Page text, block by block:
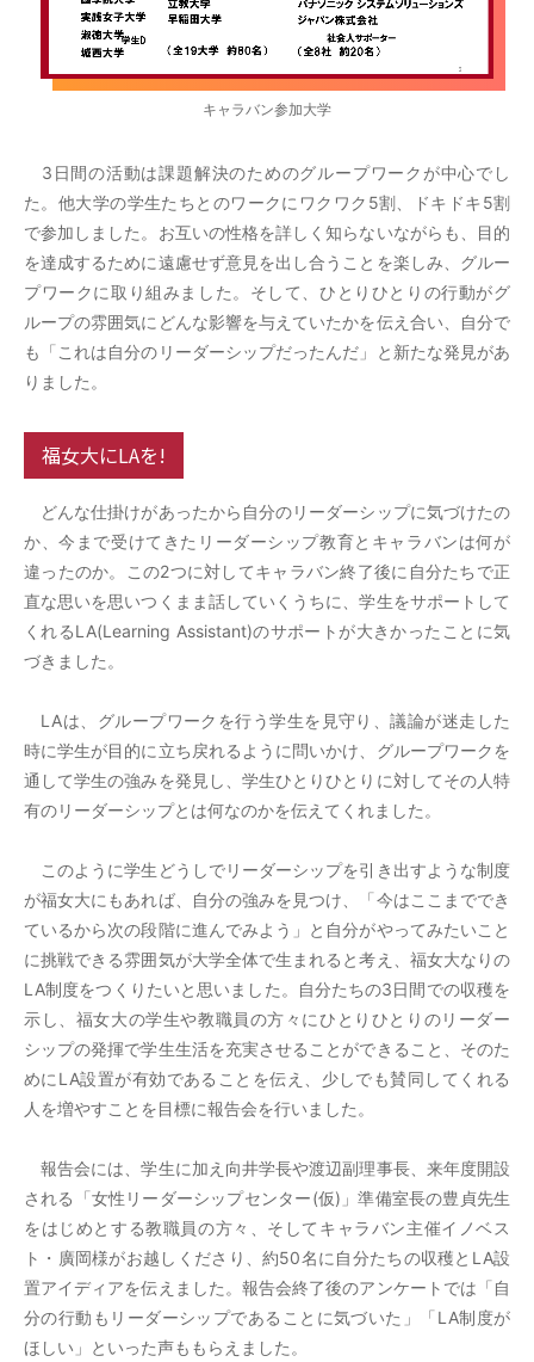
キャラバン参加大学
3日間の活動は課題解決のためのグループワークが中心でし
た。他大学の学生たちとのワークにワクワク5割、ドキドキ5割
で参加しました。お互いの性格を詳しく知らないながらも、目的
を達成するために遠慮せず意見を出し合うことを楽しみ、グルー
プワークに取り組みました。そして、ひとりひとりの行動がグ
ループの雰囲気にどんな影響を与えていたかを伝え合い、自分で
も「これは自分のリーダーシップだったんだ」と新たな発見があ
りました。
福女大にLAを!
どんな仕掛けがあったから自分のリーダーシップに気づけたの
か、今まで受けてきたリーダーシップ教育とキャラバンは何が
違ったのか。この2つに対してキャラバン終了後に自分たちで正
直な思いを思いつくまま話していくうちに、学生をサポートして
くれるLA(Learning Assistant)のサポートが大きかったことに気
づきました。
LAは、グループワークを行う学生を見守り、議論が迷走した
時に学生が目的に立ち戻れるように問いかけ、グループワークを
通して学生の強みを発見し、学生ひとりひとりに対してその人特
有のリーダーシップとは何なのかを伝えてくれました。
このように学生どうしでリーダーシップを引き出すような制度
が福女大にもあれば、自分の強みを見つけ、「今はここまででき
ているから次の段階に進んでみよう」と自分がやってみたいこと
に挑戦できる雰囲気が大学全体で生まれると考え、福女大なりの
LA制度をつくりたいと思いました。自分たちの3日間での収穫を
示し、福女大の学生や教職員の方々にひとりひとりのリーダー
シップの発揮で学生生活を充実させることができること、そのた
めにLA設置が有効であることを伝え、少しでも賛同してくれる
人を増やすことを目標に報告会を行いました。
報告会には、学生に加え向井学長や渡辺副理事長、来年度開設
される「女性リーダーシップセンター(仮)」準備室長の豊貞先生
をはじめとする教職員の方々、そしてキャラバン主催イノベス
ト・廣岡様がお越しくださり、約50名に自分たちの収穫とLA設
置アイディアを伝えました。報告会終了後のアンケートでは「自
分の行動もリーダーシップであることに気づいた」「LA制度が
ほしい」といった声ももらえました。